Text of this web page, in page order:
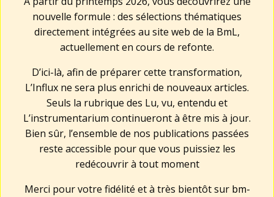
nouvelle formule : des sélections thématiques
directement intégrées au site web de la BmL,
actuellement en cours de refonte.
D’ici-là, afin de préparer cette transformation,
L’Influx ne sera plus enrichi de nouveaux articles.
Seuls la rubrique des Lu, vu, entendu et
L’instrumentarium continueront à être mis à jour.
Bien sûr, l’ensemble de nos publications passées
reste accessible pour que vous puissiez les
redécouvrir à tout moment
Merci pour votre fidélité et à très bientôt sur bm-